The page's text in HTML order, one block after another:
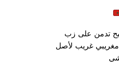
تدمن على زب
غريب لأصل